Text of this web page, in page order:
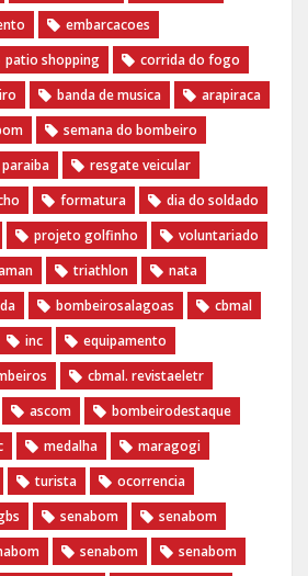
embarcacoes
patio shopping
corrida do fogo
banda de musica
arapiraca
semana do bombeiro
paraiba
resgate veicular
formatura
dia do soldado
projeto golfinho
voluntariado
triathlon
nata
bombeirosalagoas
cbmal
inc
equipamento
cbmal. revistaeletr
ascom
bombeirodestaque
medalha
maragogi
turista
ocorrencia
senabom
senabom
senabom
senabom